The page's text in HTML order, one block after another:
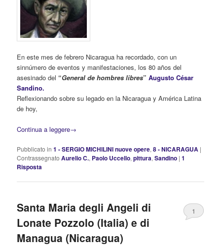
En este mes de febrero Nicaragua ha recordado, con un
sinnúmero de eventos y manifestaciones, los 80 años del
asesinado del “General de hombres libres”Augusto César
Sandino.
Reflexionando sobre su legado en la Nicaragua y América Latina
de hoy,
Continua a leggere→
Pubblicato in 1 - SERGIO MICHILINI nuove opere,8 - NICARAGUA |
Contrassegnato Aurelio C., Paolo Uccello,pittura,Sandino |1
Risposta
Santa Maria degli Angeli di
Lonate Pozzolo (Italia) e di
Managua (Nicaragua)
1